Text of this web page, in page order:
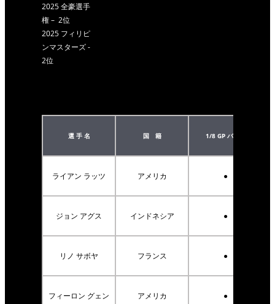
2025 全豪選手
権 – 2位
2025 フィリピ
ンマスターズ -
2位
選 手 名 国 籍 1/8 GP バギー
ライアン ラッツ アメリカ ●
ジョン アグス インドネシア ●
リノ サボヤ フランス ●
フィーロン グェン アメリカ ●